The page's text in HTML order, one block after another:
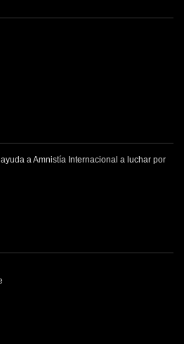
a Amnistía Internacional a luchar por